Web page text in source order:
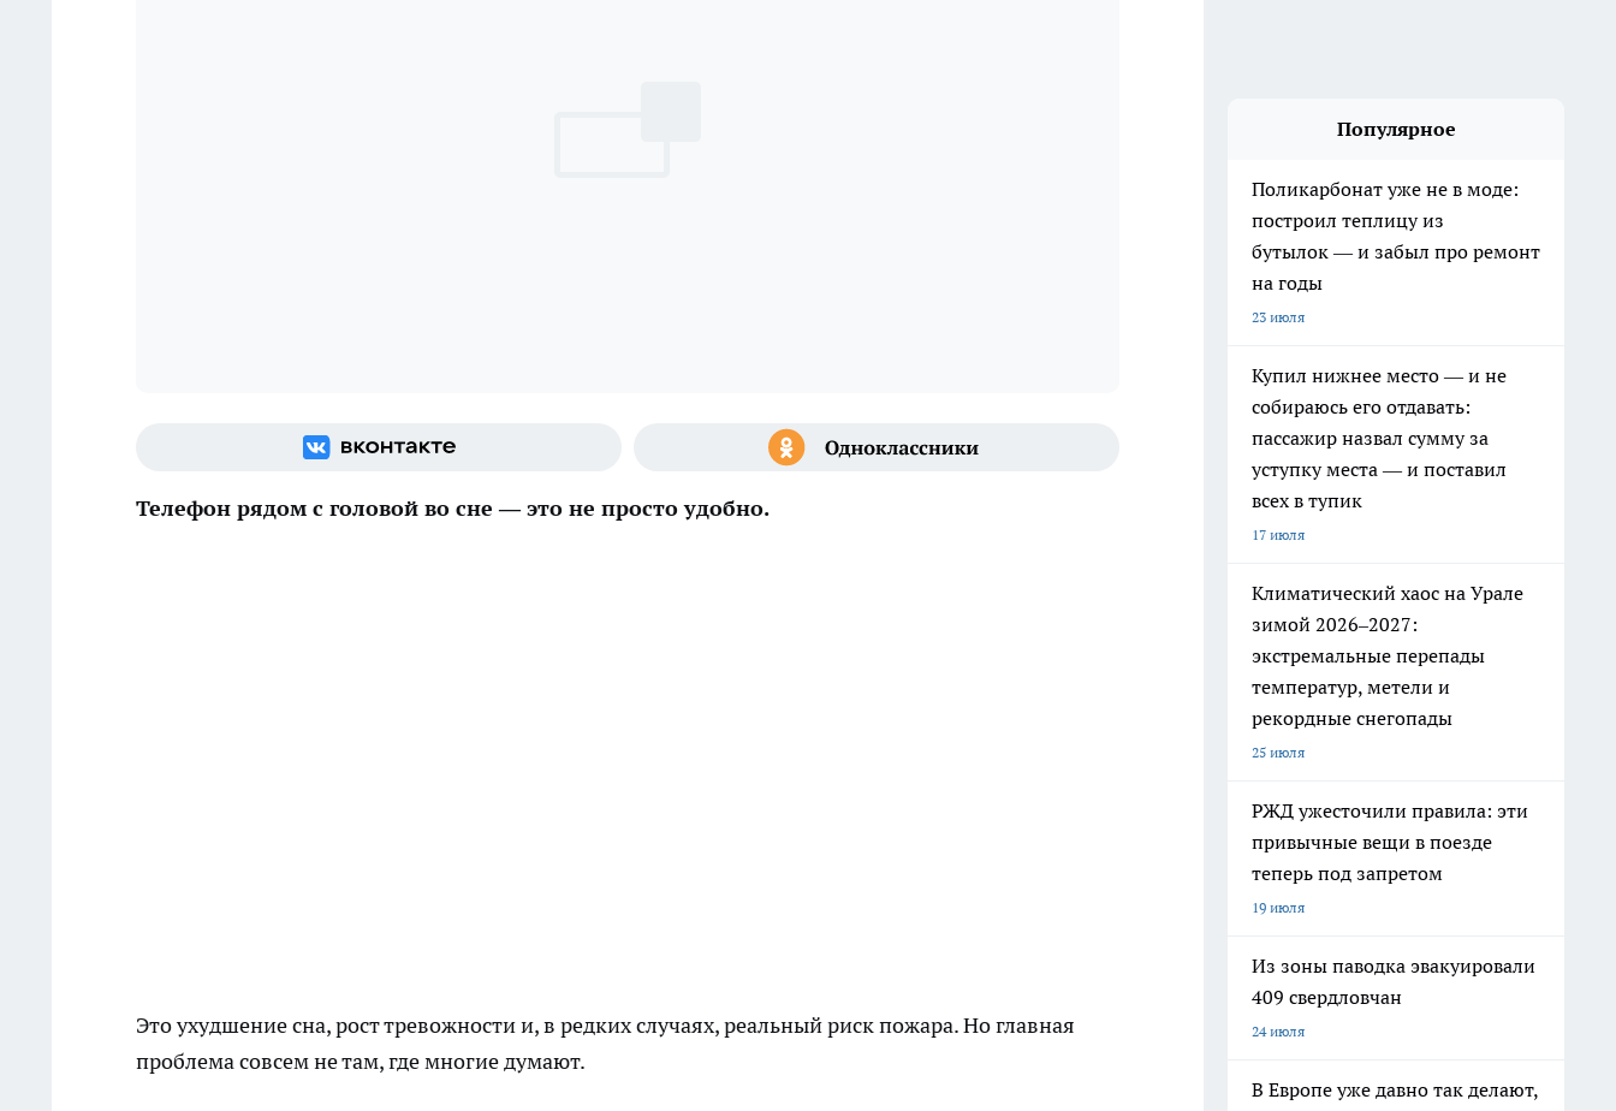
Телефон рядом с головой во сне — это не просто удобно.
Это ухудшение сна, рост тревожности и, в редких случаях, реальный риск пожара. Но главная
проблема совсем не там, где многие думают.
Популярное
Поликарбонат уже не в моде:
построил теплицу из
бутылок — и забыл про ремонт
на годы
23 июля
Купил нижнее место — и не
собираюсь его отдавать:
пассажир назвал сумму за
уступку места — и поставил
всех в тупик
17 июля
Климатический хаос на Урале
зимой 2026–2027:
экстремальные перепады
температур, метели и
рекордные снегопады
25 июля
РЖД ужесточили правила: эти
привычные вещи в поезде
теперь под запретом
19 июля
Из зоны паводка эвакуировали
409 свердловчан
24 июля
В Европе уже давно так делают,